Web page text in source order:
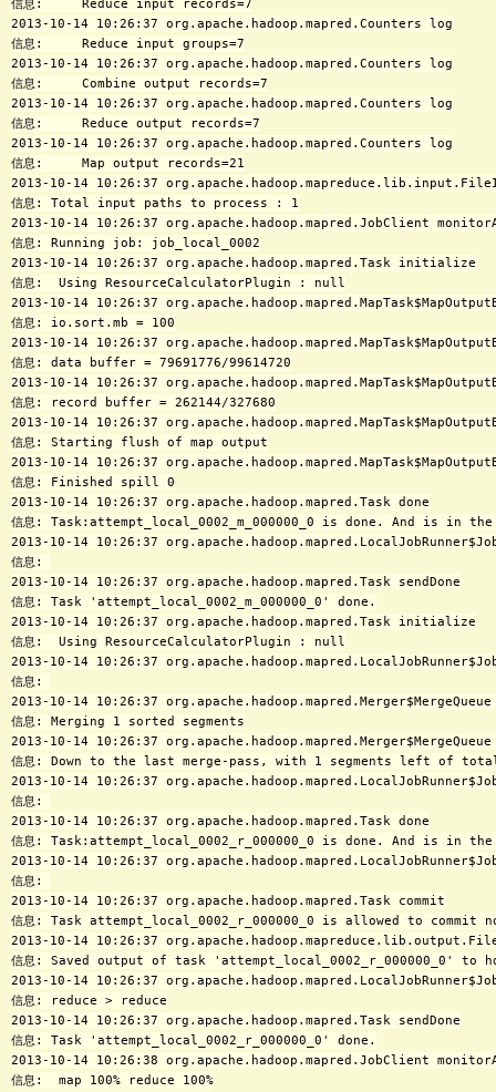
信息:     Reduce input records=7
2013-10-14 10:26:37 org.apache.hadoop.mapred.Counters log
信息:     Reduce input groups=7
2013-10-14 10:26:37 org.apache.hadoop.mapred.Counters log
信息:     Combine output records=7
2013-10-14 10:26:37 org.apache.hadoop.mapred.Counters log
信息:     Reduce output records=7
2013-10-14 10:26:37 org.apache.hadoop.mapred.Counters log
信息:     Map output records=21
2013-10-14 10:26:37
信息: Total input paths to process : 1
2013-10-14 10:26:37 org.apache.hadoop.mapred.JobClient
信息: Running job: job_local_0002
2013-10-14 10:26:37 org.apache.hadoop.mapred.Task initialize
信息:  Using ResourceCalculatorPlugin : null
2013-10-14 10:26:37
信息: io.sort.mb = 100
2013-10-14 10:26:37
信息: data buffer = 79691776/99614720
2013-10-14 10:26:37
信息: record buffer = 262144/327680
2013-10-14 10:26:37
信息: Starting flush of map output
2013-10-14 10:26:37
信息: Finished spill 0
2013-10-14 10:26:37 org.apache.hadoop.mapred.Task done
信息: Task:attempt_local_0002_m_000000_0 is done. And is in
2013-10-14 10:26:37
信息:
2013-10-14 10:26:37 org.apache.hadoop.mapred.Task sendDone
信息: Task 'attempt_local_0002_m_000000_0' done.
2013-10-14 10:26:37 org.apache.hadoop.mapred.Task initialize
信息:  Using ResourceCalculatorPlugin : null
2013-10-14 10:26:37
信息:
2013-10-14 10:26:37 org.apache.hadoop.mapred.Merger$MergeQueue
信息: Merging 1 sorted segments
2013-10-14 10:26:37 org.apache.hadoop.mapred.Merger$MergeQueue
信息: Down to the last merge-pass, with 1 segments left of
2013-10-14 10:26:37
信息:
2013-10-14 10:26:37 org.apache.hadoop.mapred.Task done
信息: Task:attempt_local_0002_r_000000_0 is done. And is in
2013-10-14 10:26:37
信息:
2013-10-14 10:26:37 org.apache.hadoop.mapred.Task commit
信息: Task attempt_local_0002_r_000000_0 is allowed to commit
2013-10-14 10:26:37
信息: Saved output of task 'attempt_local_0002_r_000000_0' to
2013-10-14 10:26:37
信息: reduce > reduce
2013-10-14 10:26:37 org.apache.hadoop.mapred.Task sendDone
信息: Task 'attempt_local_0002_r_000000_0' done.
2013-10-14 10:26:38 org.apache.hadoop.mapred.JobClient
信息:  map 100% reduce 100%